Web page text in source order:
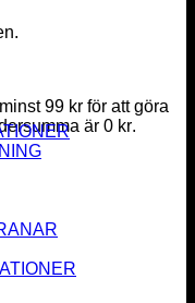
99 kr för att göra
är 0 kr.